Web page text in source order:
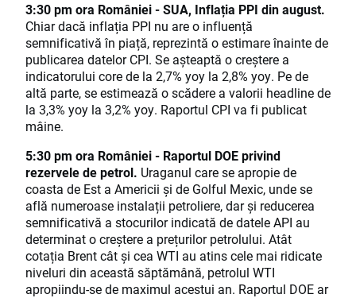
3:30 pm ora României - SUA, Inflația PPI din august.
Chiar dacă inflația PPI nu are o influență
semnificativă în piață, reprezintă o estimare înainte de
publicarea datelor CPI. Se așteaptă o creștere a
indicatorului core de la 2,7% yoy la 2,8% yoy. Pe de
altă parte, se estimează o scădere a valorii headline de
la 3,3% yoy la 3,2% yoy. Raportul CPI va fi publicat
mâine.
5:30 pm ora României - Raportul DOE privind
rezervele de petrol. Uraganul care se apropie de
coasta de Est a Americii și de Golful Mexic, unde se
află numeroase instalații petroliere, dar și reducerea
semnificativă a stocurilor indicată de datele API au
determinat o creștere a prețurilor petrolului. Atât
cotația Brent cât și cea WTI au atins cele mai ridicate
niveluri din această săptămână, petrolul WTI
apropiindu-se de maximul acestui an. Raportul DOE ar